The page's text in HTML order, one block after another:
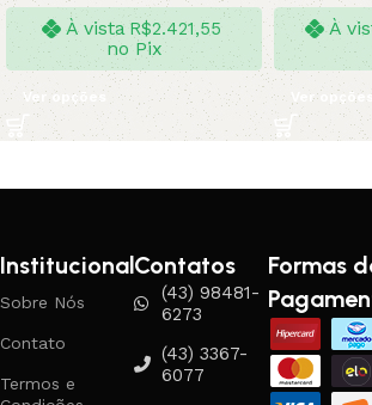
À vista R$2.421,55
no Pix
Ver opções
À
Ver opções
Institucional
Sobre Nós
Contato
Termos e
Contatos
(43) 98481-
6273
(43) 3367-
6077
Formas